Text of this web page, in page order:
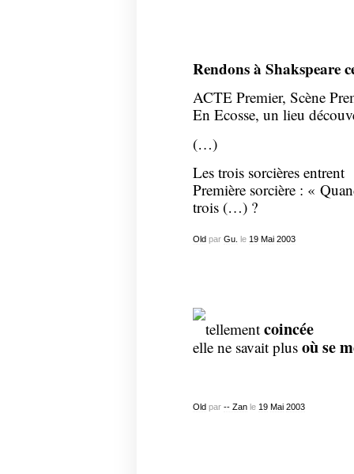
Rendons à Shakspeare
ACTE Premier, Scène
En Ecosse, un lieu
(…)
Les trois sorcières entrent
Première sorcière : «
trois (…) ?
Oldpar Gu. le 19 Mai 2003
tellementcoincée
elle ne savait plus où se
Old par -- Zanle 19 Mai 2003